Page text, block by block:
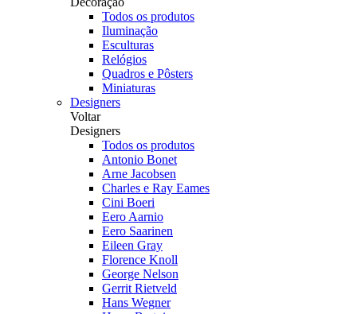
Todos os produtos
Iluminação
Esculturas
Relógios
Quadros e Pôsters
Miniaturas
Designers
Voltar
Designers
Todos os produtos
Antonio Bonet
Arne Jacobsen
Charles e Ray Eames
Cini Boeri
Eero Aarnio
Eero Saarinen
Eileen Gray
Florence Knoll
George Nelson
Gerrit Rietveld
Hans Wegner